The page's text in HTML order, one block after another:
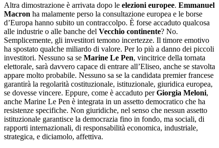
Altra dimostrazione è arrivata dopo le elezioni europee. Emmanuel
Macron ha malamente perso la consultazione europea e le borse
d’Europa hanno subito un contraccolpo. È forse accaduto qualcosa
alle industrie o alle banche del Vecchio continente? No.
Semplicemente, gli investitori temono incertezze. Il timore emotivo
ha spostato qualche miliardo di valore. Per lo più a danno dei piccoli
investitori. Nessuno sa se Marine Le Pen, vincitrice della tornata
elettorale, sarà davvero capace di entrare all’Eliseo, anche se stavolta
appare molto probabile. Nessuno sa se la candidata premier francese
garantirà la regolarità costituzionale, istituzionale, giuridica europea,
se dovesse vincere. Eppure, come è accaduto perGiorgia Meloni,
anche Marine Le Pen è integrata in un assetto democratico che ha
resistenze specifiche. Non giuridiche, nel senso che nessun assetto
istituzionale garantisce la democrazia fino in fondo, ma sociali, di
rapporti internazionali, di responsabilità economica, industriale,
strategica, e diciamolo, affettiva.